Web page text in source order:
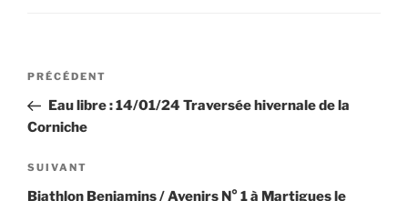
Navigation
l’article
Article
précédent
PRÉCÉDENT
Eau libre : 14/01/24 Traversée hivernale de la
Corniche
Article
suivant
SUIVANT
Biathlon Benjamins / Avenirs N° 1 à Martigues le